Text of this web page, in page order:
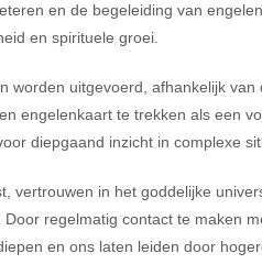
en de begeleiding van
en spirituele groei.
worden uitgevoerd, afhankelijk
engelenkaart te trekken als een
diepgaand inzicht in complexe
vertrouwen in het goddelijke
regelmatig contact te maken
en ons laten leiden door